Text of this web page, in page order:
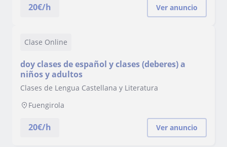
20€/h Ver anuncio
Clase Online
doy clases de español y clases (deberes) a
niños y adultos
Clases de Lengua Castellana y Literatura
Fuengirola
20€/h Ver anuncio